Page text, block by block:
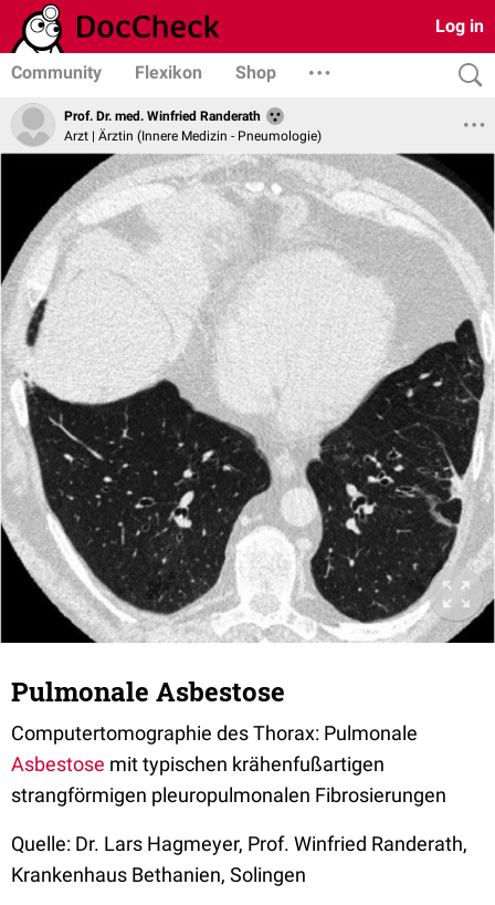
Log in
Community Flexikon Shop
Prof. Dr. med. Winfried Randerath
Arzt | Ärztin (Innere Medizin - Pneumologie)
Pulmonale Asbestose
Computertomographie des Thorax: Pulmonale
Asbestose mit typischen krähenfußartigen
strangförmigen pleuropulmonalen Fibrosierungen
Quelle: Dr. Lars Hagmeyer, Prof. Winfried Randerath,
Krankenhaus Bethanien, Solingen